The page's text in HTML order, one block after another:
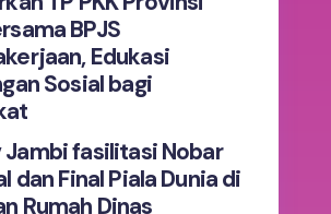
BPJS
Edukasi
Sosial bagi
fasilitasi Nobar
dan Final Piala Dunia di
Rumah Dinas